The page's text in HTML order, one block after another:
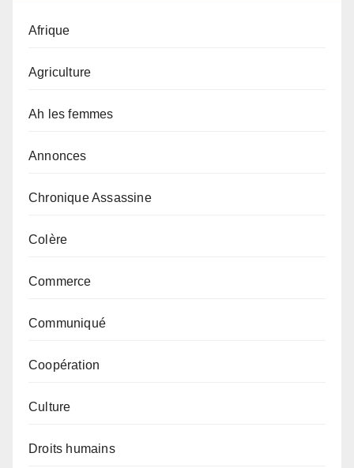
Afrique
Agriculture
Ah les femmes
Annonces
Chronique Assassine
Colère
Commerce
Communiqué
Coopération
Culture
Droits humains